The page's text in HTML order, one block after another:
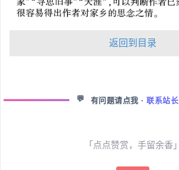
返回到目录
💬 有问题请点我 ·联系站长
「点点赞赏，手留余香」